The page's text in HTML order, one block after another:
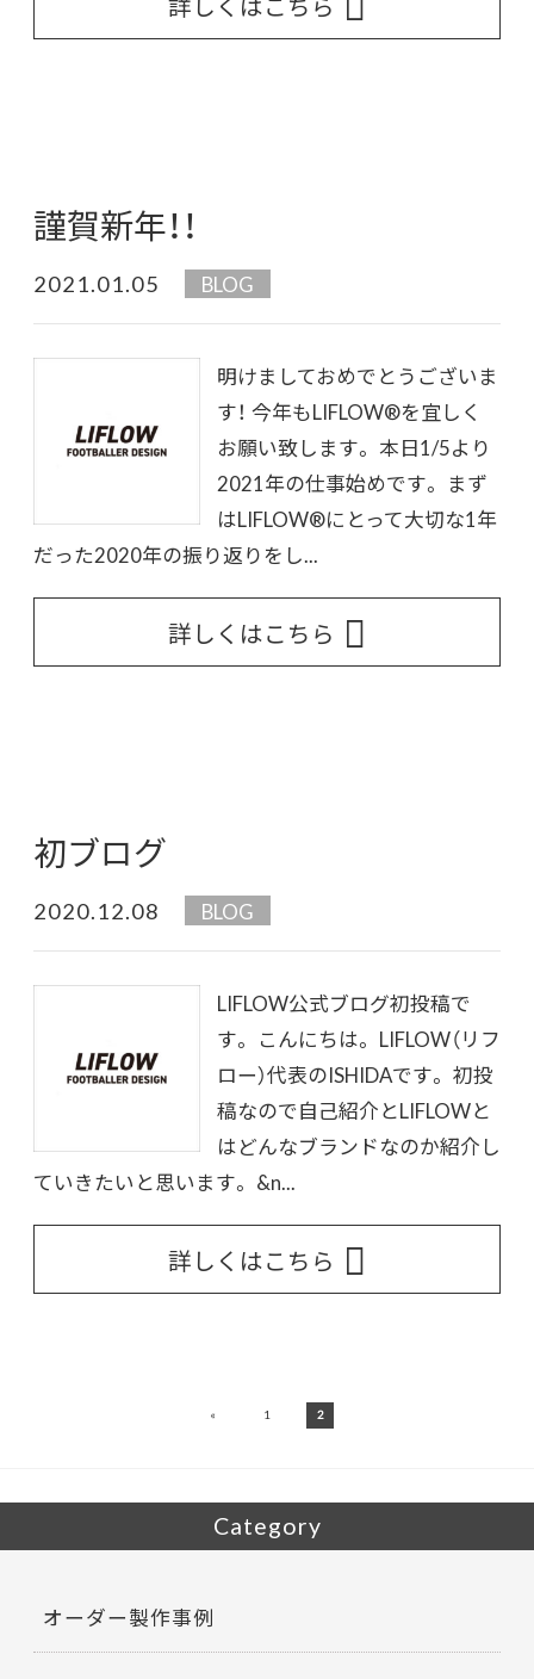
謹賀新年！！
2021.01.05 BLOG
明けましておめでとうございま
す！ 今年もLIFLOW®︎を宜しく
お願い致します。 本日1/5より
2021年の仕事始めです。 まず
はLIFLOW®︎にとって大切な1年
だった2020年の振り返りをし...
詳しくはこちら
初ブログ
2020.12.08 BLOG
LIFLOW公式ブログ初投稿で
す。 こんにちは。 LIFLOW（リフ
ロー）代表のISHIDAです。 初投
稿なので自己紹介とLIFLOWと
はどんなブランドなのか紹介し
ていきたいと思います。 &n...
詳しくはこちら
« 1 2
Category
オーダー製作事例